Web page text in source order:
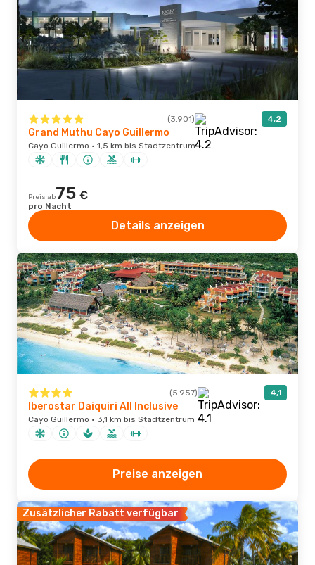
(3.901) 4,2
Grand Muthu Cayo Guillermo
Cayo Guillermo · 1,5 km bis Stadtzentrum
Preis ab75 €
pro Nacht
Details anzeigen
(5.957) 4,1
Iberostar Daiquiri All Inclusive
Cayo Guillermo · 3,1 km bis Stadtzentrum
Preise anzeigen
Zusätzlicher Rabatt verfügbar